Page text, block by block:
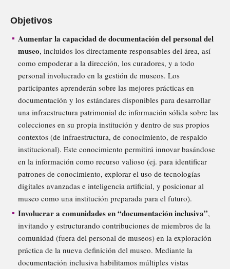
Objetivos
Aumentar la capacidad de documentación del personal del
museo, incluidos los directamente responsables del área, así
como empoderar a la dirección, los curadores, y a todo
personal involucrado en la gestión de museos. Los
participantes aprenderán sobre las mejores prácticas en
documentación y los estándares disponibles para desarrollar
una infraestructura patrimonial de información sólida sobre las
colecciones en su propia institución y dentro de sus propios
contextos (de infraestructura, de conocimiento, de respaldo
institucional). Este conocimiento permitirá innovar basándose
en la información como recurso valioso (ej. para identificar
patrones de conocimiento, explorar el uso de tecnologías
digitales avanzadas e inteligencia artificial, y posicionar al
museo como una institución preparada para el futuro).
Involucrar a comunidades en “documentación inclusiva”,
invitando y estructurando contribuciones de miembros de la
comunidad (fuera del personal de museos) en la exploración
práctica de la nueva definición del museo. Mediante la
documentación inclusiva habilitamos múltiples vistas